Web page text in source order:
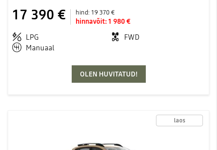
17 390 € hind: 19 370 €
hinnavõit: 1 980 €
LPG
FWD
Manuaal
OLEN HUVITATUD!
laos